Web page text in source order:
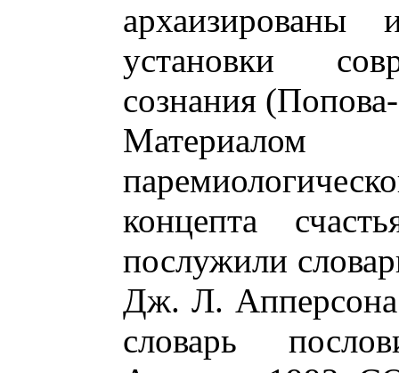
установки
сознания
Материалом
концепта
послужили
Дж. Л. Апперсона
словарь